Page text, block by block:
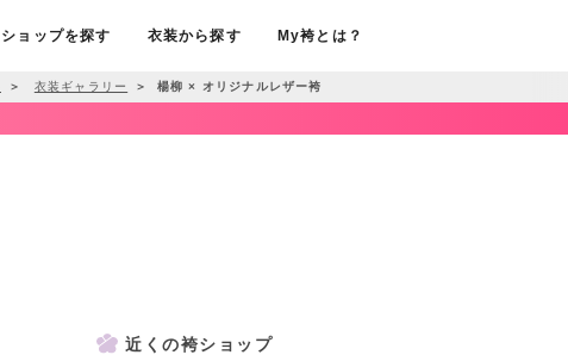
ショップを探す 衣装から探す My袴とは？
＞ 衣装ギャラリー ＞ 楊柳 × オリジナルレザー袴
近くの袴ショップ